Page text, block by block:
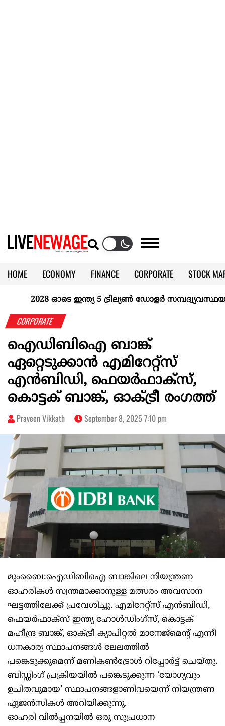
HOME ECONOMY FINANCE CORPORATE
STOCK
CALENDAR
KERALA @70
2028 ഓടെ ഇന്ത്യ 5 ട്രില്യണ്‍ ഡോളര്‍
CORPORATE
ഐഡിബിഐ ബാങ്ക്
ഏറ്റെടുക്കാന്‍ എമിറേറ്റ്‌സ്
എന്‍ബിഡി, ഫെയര്‍ഫാക്‌സ്,
കൊട്ടക് ബാങ്ക്, ഓക്ട്രീ രംഗത്ത്
Praveen Vikkath September 8, 2025 7:10 pm
മുംബൈ:ഐഡിബിഐ ബാങ്കിലെ നിയന്ത്രണ
ഓഹരികള്‍ സ്വന്തമാക്കാനുള്ള മത്സരം അവസാന
ഘട്ടത്തിലേക്ക് പ്രവേശിച്ചു. എമിറേറ്റ്സ് എന്‍ബിഡി,
ഫെയര്‍ഫാക്സ് ഇന്ത്യ ഹോള്‍ഡിംഗ്സ്, കൊട്ടക്
മഹീന്ദ്ര ബാങ്ക്, ഓക്ട്രീ ക്യാപിറ്റല്‍ മാനേജ്മെന്റ് എന്നീ
ധനകാര്യ സ്ഥാപനങ്ങള്‍ ലേലത്തില്‍
പങ്കെടുക്കുമെന്ന് മണികണ്‍ട്രോള്‍ റിപ്പോര്‍ട്ട് ചെയ്തു.
ബിഡ്ഡിംഗ് പ്രക്രിയയില്‍ പങ്കെടുക്കുന്ന ‘യോഗ്യവും
ഉചിതവുമായ’ സ്ഥാപനങ്ങളാണിവയെന്ന് നിയന്ത്രണ
ഏജന്‍സികള്‍ അറിയിക്കുന്നു.
ഓഹരി വില്‍പ്പനയില്‍ ഒരു സുപ്രധാന